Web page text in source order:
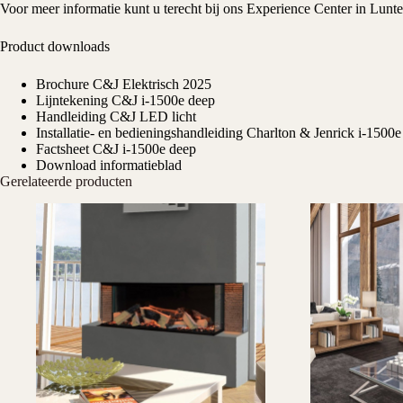
Voor meer informatie kunt u terecht bij ons Experience Centerin
Product downloads
Brochure C&J Elektrisch 2025
Lijntekening C&J i-1500e deep
Handleiding C&J LED licht
Installatie- en bedieningshandleiding Charlton & Jenrick i-1500e
Factsheet C&J i-1500e deep
Download informatieblad
Gerelateerde producten